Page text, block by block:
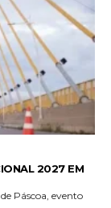
2027 EM
Páscoa, evento